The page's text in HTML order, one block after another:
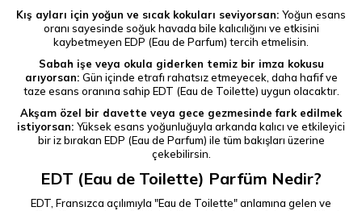
Kış ayları için yoğun ve sıcak kokuları seviyorsan: Yoğun esans
oranı sayesinde soğuk havada bile kalıcılığını ve etkisini
kaybetmeyen EDP (Eau de Parfum) tercih etmelisin.
Sabah işe veya okula giderken temiz bir imza kokusu
arıyorsan: Gün içinde etrafı rahatsız etmeyecek, daha hafif ve
taze esans oranına sahip EDT (Eau de Toilette) uygun olacaktır.
Akşam özel bir davette veya gece gezmesinde fark edilmek
istiyorsan: Yüksek esans yoğunluğuyla arkanda kalıcı ve etkileyici
bir iz bırakan EDP (Eau de Parfum) ile tüm bakışları üzerine
çekebilirsin.
EDT (Eau de Toilette) Parfüm Nedir?
EDT, Fransızca açılımıyla "Eau de Toilette" anlamına gelen ve